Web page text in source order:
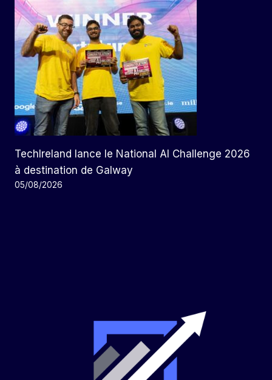
TechIreland lance le National AI Challenge 2026
à destination de Galway
05/08/2026